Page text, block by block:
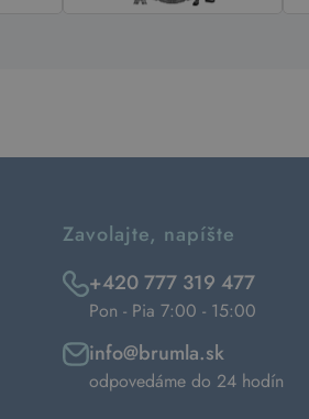
Zavolajte, napíšte
+420 777 319 477
Pon - Pia 7:00 - 15:00
info@brumla.sk
odpovedáme do 24 hodín